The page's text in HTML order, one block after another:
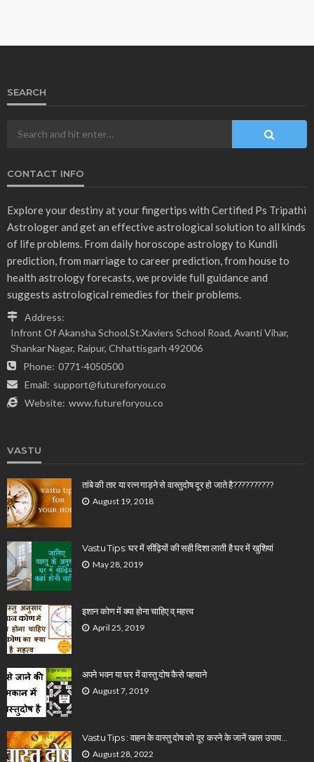
SEARCH
CONTACT INFO
Explore your destiny at your fingertips with Certified Ps Tripathi
Astrologer and get an effective astrological solution to all kinds
of life problems. From daily horoscope astrology to Kundli
prediction, from marriage to career prediction, from house to
health astrology forecasts, we provide full guidance and
suggests astrological remedies for their problems.
Address:
Infront Of Akansha School,St.Xaviers School Road, Avanti Vihar,
Shankar Nagar, Raipur, Chhattisgarh 492006
Phone: 0771-4050500
Email: support@futureforyou.co
Website: www.futureforyou.co
VASTU
तांबे की तार या रत्न गाड़ने से वास्तुदोष दूर हो जाते है??????????
August 19, 2018
Vastu Tips: घर में सीढ़ियों की सही दिशा लाती है घर में खुशियां
May 28, 2019
इशान कोण में क्या होना चाहिए व् महत्त्व
April 25, 2019
अपने भवन या घर में वास्तु दोष कैसे पहचाने
August 7, 2019
Vastu Tips : वाहन के वास्तु दोष को दूर करने के जानें खास उपाय…
August 28, 2022